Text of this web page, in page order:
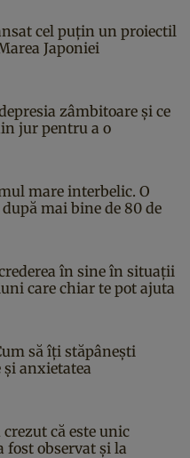
cel puțin un proiectil
Japoniei
zâmbitoare și ce
jur pentru a o
mare interbelic. O
mai bine de 80 de
în sine în situații
care chiar te pot ajuta
să îți stăpânești
anxietatea
crezut că este unic
fost observat și la